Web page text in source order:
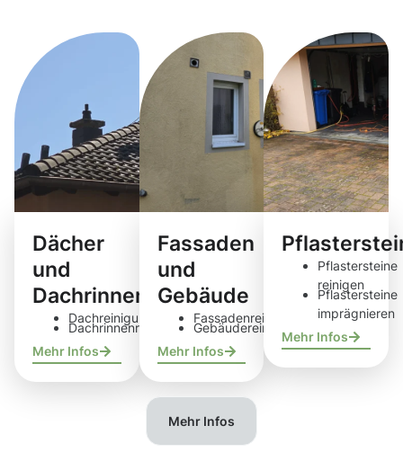
Dächer
und
Dachrinnen
Dachreinigung
Dachrinnenreinigung
Mehr Infos
Fassaden
und
Gebäude
Fassadenreinigung
Gebäudereinigung
Mehr Infos
Pflastersteine
reinigen
Pflastersteine
imprägnieren
Mehr Infos
Mehr Infos